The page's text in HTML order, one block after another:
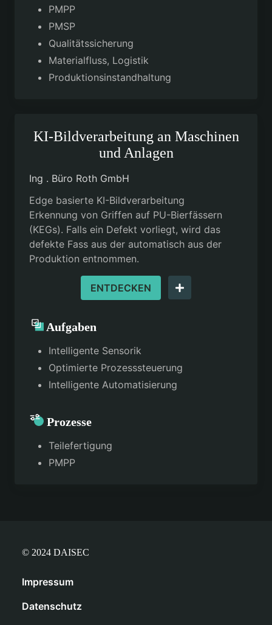
PMPP
PMSP
Qualitätssicherung
Materialfluss, Logistik
Produktionsinstandhaltung
KI-Bildverarbeitung an Maschinen
und Anlagen
Ing . Büro Roth GmbH
Edge basierte KI-Bildverarbeitung
Erkennung von Griffen auf PU-Bierfässern
(KEGs). Falls ein Defekt vorliegt, wird das
defekte Fass aus der automatisch aus der
Produktion entnommen.
ENTDECKEN
Aufgaben
Intelligente Sensorik
Optimierte Prozesssteuerung
Intelligente Automatisierung
Prozesse
Teilefertigung
PMPP
© 2024 DAISEC
Impressum
Datenschutz